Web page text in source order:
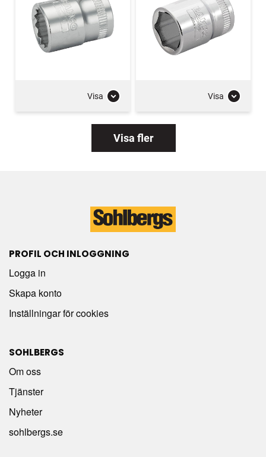
Visa Visa
Visa fler
PROFIL OCH INLOGGNING
Logga in
Skapa konto
Inställningar för cookies
SOHLBERGS
Om oss
Tjänster
Nyheter
sohlbergs.se